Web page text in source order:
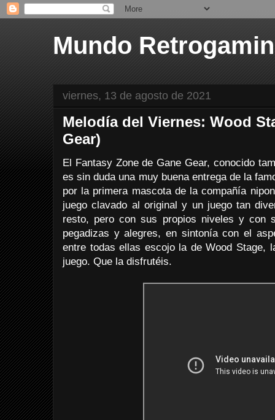
Mundo
viernes, 13 de agosto de 2021
Melodía del Viernes: Wood
Gear)
El Fantasy Zone de Gane Gear, conocido
es sin duda una muy buena entrega de la
por la primera mascota de la compañía
juego clavado al original y un juego tan
resto, pero con sus propios niveles y con
pegadizas y alegres, en sintonía con el
entre todas ellas escojo la de Wood Stage,
juego. Que la disfrutéis.